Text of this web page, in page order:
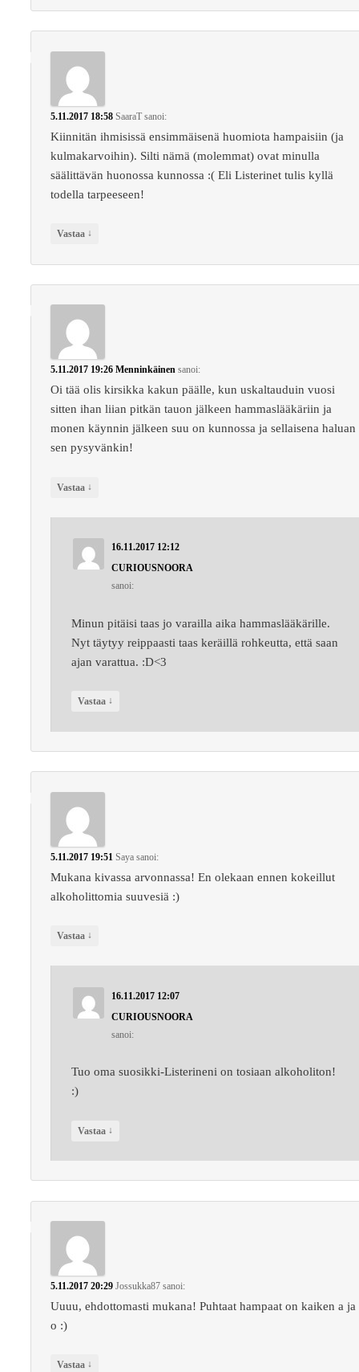
5.11.2017 18:58 SaaraT sanoi:
Kiinnitän ihmisissä ensimmäisenä huomiota hampaisiin (ja
kulmakarvoihin). Silti nämä (molemmat) ovat minulla
säälittävän huonossa kunnossa :( Eli Listerinet tulis kyllä
todella tarpeeseen!
Vastaa ↓
5.11.2017 19:26 Menninkäinen sanoi:
Oi tää olis kirsikka kakun päälle, kun uskaltauduin vuosi
sitten ihan liian pitkän tauon jälkeen hammaslääkäriin ja
monen käynnin jälkeen suu on kunnossa ja sellaisena haluan
sen pysyvänkin!
Vastaa ↓
16.11.2017 12:12
CURIOUSNOORA
sanoi:
Minun pitäisi taas jo varailla aika hammaslääkärille.
Nyt täytyy reippaasti taas keräillä rohkeutta, että saan
ajan varattua. :D<3
Vastaa ↓
5.11.2017 19:51 Saya sanoi:
Mukana kivassa arvonnassa! En olekaan ennen kokeillut
alkoholittomia suuvesiä :)
Vastaa ↓
16.11.2017 12:07
CURIOUSNOORA
sanoi:
Tuo oma suosikki-Listerineni on tosiaan alkoholiton!
:)
Vastaa ↓
5.11.2017 20:29 Jossukka87 sanoi:
Uuuu, ehdottomasti mukana! Puhtaat hampaat on kaiken a ja
o :)
Vastaa ↓